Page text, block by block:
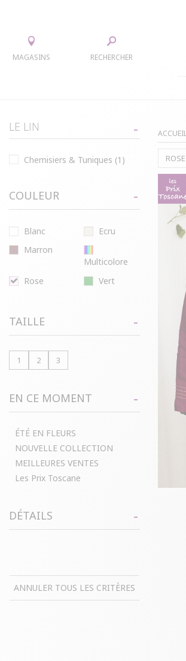
MAGASINS RECHERCHER
CHEMISIERS & TUNIQUES
VESTES
LE LIN
Chemisiers & Tuniques (1)
COULEUR
Blanc
Ecru
Marron
Multicolore
Rose
Vert
TAILLE
1 2 3
EN CE MOMENT
ÉTÉ EN FLEURS
NOUVELLE COLLECTION
MEILLEURES VENTES
Les Prix Toscane
DÉTAILS
ANNULER TOUS LES CRITÈRES
ROSE